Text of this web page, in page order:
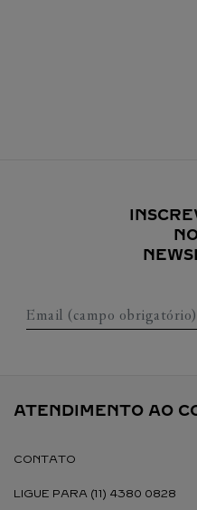
Email (campo obrigatório)
ATENDIMENTO AO
CONTATO
LIGUE PARA (11) 4380 0828